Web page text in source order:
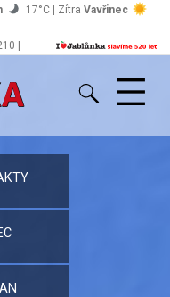
|
17°C | Zítra Vavřinec